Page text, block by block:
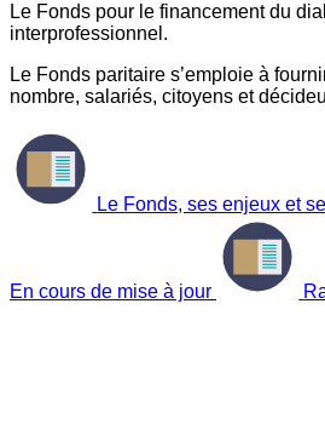
Le Fonds pour le financement du
interprofessionnel.
Le Fonds paritaire s’emploie à
nombre, salariés, citoyens et
Le Fonds, ses enjeux et
En cours de mise à jour